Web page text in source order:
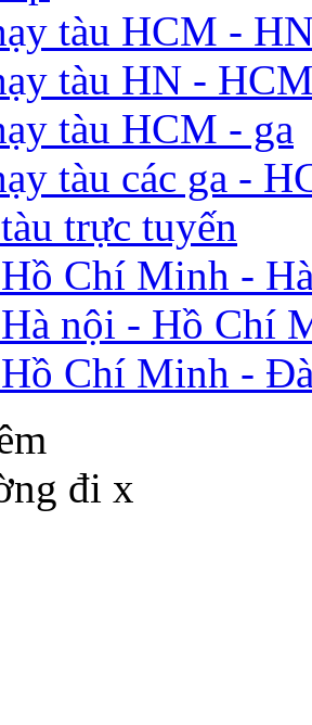
tàu HCM -
tàu HN -
tàu HCM - ga
tàu các ga -
trực tuyến
Chí Minh -
nội - Hồ Chí
Chí Minh -
đi x